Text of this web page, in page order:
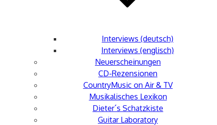
Interviews (deutsch)
Interviews (englisch)
Neuerscheinungen
CD-Rezensionen
CountryMusic on Air & TV
Musikalisches Lexikon
Dieter´s Schatzkiste
Guitar Laboratory